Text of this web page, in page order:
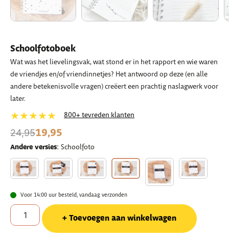
Schoolfotoboek
Wat was het lievelingsvak, wat stond er in het rapport en wie waren
de vriendjes en/of vriendinnetjes? Het antwoord op deze (en alle
andere betekenisvolle vragen) creëert een prachtig naslagwerk voor
later.
★★★★★ 800+ tevreden klanten
24,9519,95
Andere versies: Schoolfoto
Voor 14:00 uur besteld, vandaag verzonden
Toevoegen aan winkelwagen